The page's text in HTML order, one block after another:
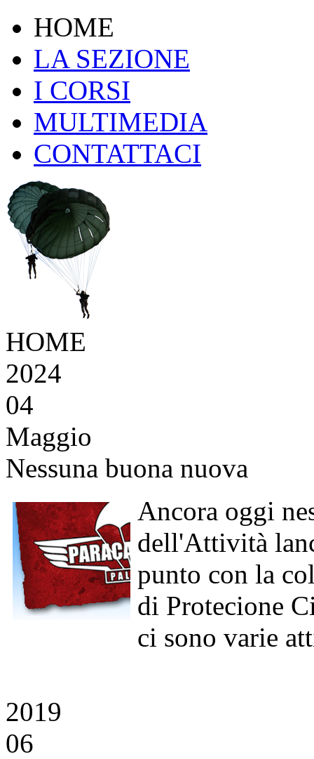
HOME
LA SEZIONE
I CORSI
MULTIMEDIA
CONTATTACI
HOME
2024
04
Maggio
Nessuna buona nuova
Ancora oggi
dell'Attività
punto con la
di Protecione
ci sono varie
2019
06